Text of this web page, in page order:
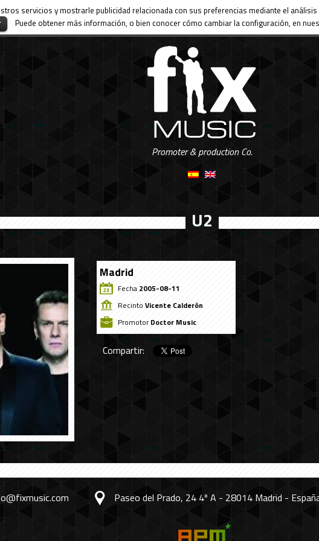
servicios y mostrarle publicidad relacionada con sus preferencias mediante el
Puede obtener más información, o bien conocer cómo cambiar la configuración, en
Promoter & production Co.
U2
Madrid
Fecha 2005-08-11
Recinto Vicente Calderón
PromotorDoctor Music
Compartir:
Paseo del Prado, 24 4º A - 28014 Madrid -